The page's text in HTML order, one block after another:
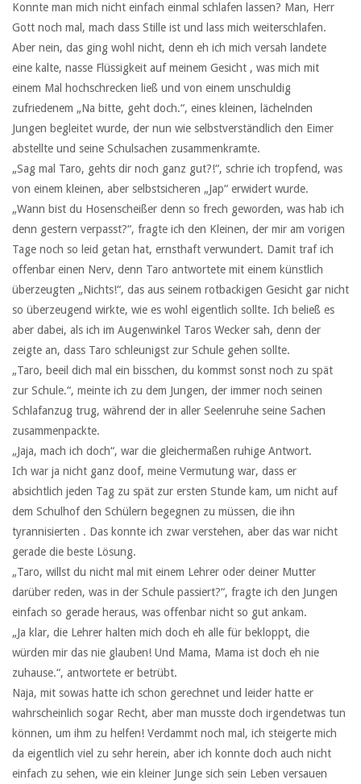
Konnte man mich nicht einfach einmal schlafen lassen? Man, Herr
Gott noch mal, mach dass Stille ist und lass mich weiterschlafen.
Aber nein, das ging wohl nicht, denn eh ich mich versah landete
eine kalte, nasse Flüssigkeit auf meinem Gesicht , was mich mit
einem Mal hochschrecken ließ und von einem unschuldig
zufriedenem „Na bitte, geht doch.“, eines kleinen, lächelnden
Jungen begleitet wurde, der nun wie selbstverständlich den Eimer
abstellte und seine Schulsachen zusammenkramte.
„Sag mal Taro, gehts dir noch ganz gut?!“, schrie ich tropfend, was
von einem kleinen, aber selbstsicheren „Jap“ erwidert wurde.
„Wann bist du Hosenscheißer denn so frech geworden, was hab ich
denn gestern verpasst?“, fragte ich den Kleinen, der mir am vorigen
Tage noch so leid getan hat, ernsthaft verwundert. Damit traf ich
offenbar einen Nerv, denn Taro antwortete mit einem künstlich
überzeugten „Nichts!“, das aus seinem rotbackigen Gesicht gar nicht
so überzeugend wirkte, wie es wohl eigentlich sollte. Ich beließ es
aber dabei, als ich im Augenwinkel Taros Wecker sah, denn der
zeigte an, dass Taro schleunigst zur Schule gehen sollte.
„Taro, beeil dich mal ein bisschen, du kommst sonst noch zu spät
zur Schule.“, meinte ich zu dem Jungen, der immer noch seinen
Schlafanzug trug, während der in aller Seelenruhe seine Sachen
zusammenpackte.
„Jaja, mach ich doch“, war die gleichermaßen ruhige Antwort.
Ich war ja nicht ganz doof, meine Vermutung war, dass er
absichtlich jeden Tag zu spät zur ersten Stunde kam, um nicht auf
dem Schulhof den Schülern begegnen zu müssen, die ihn
tyrannisierten . Das konnte ich zwar verstehen, aber das war nicht
gerade die beste Lösung.
„Taro, willst du nicht mal mit einem Lehrer oder deiner Mutter
darüber reden, was in der Schule passiert?“, fragte ich den Jungen
einfach so gerade heraus, was offenbar nicht so gut ankam.
„Ja klar, die Lehrer halten mich doch eh alle für bekloppt, die
würden mir das nie glauben! Und Mama, Mama ist doch eh nie
zuhause.“, antwortete er betrübt.
Naja, mit sowas hatte ich schon gerechnet und leider hatte er
wahrscheinlich sogar Recht, aber man musste doch irgendetwas tun
können, um ihm zu helfen! Verdammt noch mal, ich steigerte mich
da eigentlich viel zu sehr herein, aber ich konnte doch auch nicht
einfach zu sehen, wie ein kleiner Junge sich sein Leben versauen